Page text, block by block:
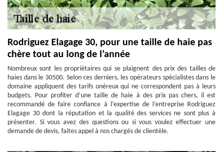
Rodriguez Elagage 30, pour une taille de haie pas
chère tout au long de l’année
Nombreux sont les propriétaires qui se plaignent des prix des tailles de
haies dans le 30500. Selon ces derniers, les opérateurs spécialistes dans le
domaine appliquent des tarifs onéreux qui ne correspondent pas à leurs
budgets. Pour profiter d’une taille de haie à des prix pas chers, il est
recommandé de faire confiance à l’expertise de l’entreprise Rodriguez
Elagage 30 dont la réputation et la qualité des services ne sont plus à
présenter. Si vous avez des questions ou si vous voulez effectuer une
demande de devis, faites appel à nos chargés de clientèle.